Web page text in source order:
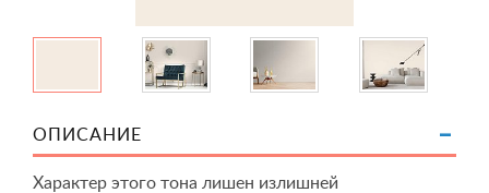
ОПИСАНИЕ
Характер этого тона лишен излишней